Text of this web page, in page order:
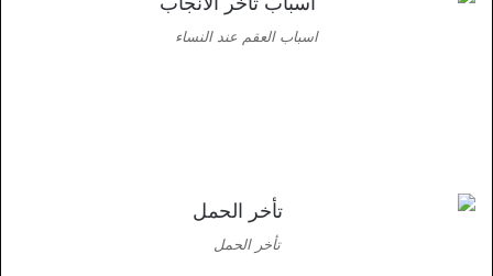
اسباب العقم عند النساء
تأخر الحمل